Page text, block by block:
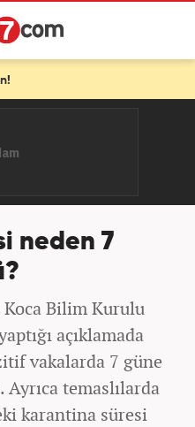
neden 7
Koca Bilim Kurulu
açıklamada
vakalarda 7 güne
Ayrıca temaslılarda
karantina süresi